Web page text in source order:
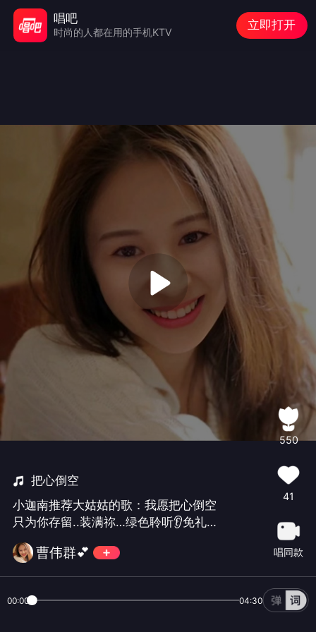
把心倒空
小迦南推荐大姑姑的歌：我愿把心倒空
只为你存留..装满祢…绿色聆听👂免礼！
免礼！
曹伟群💕
550
41
唱同款
00:00 04:30
唱吧
时尚的人都在用的手机KTV
立即打开